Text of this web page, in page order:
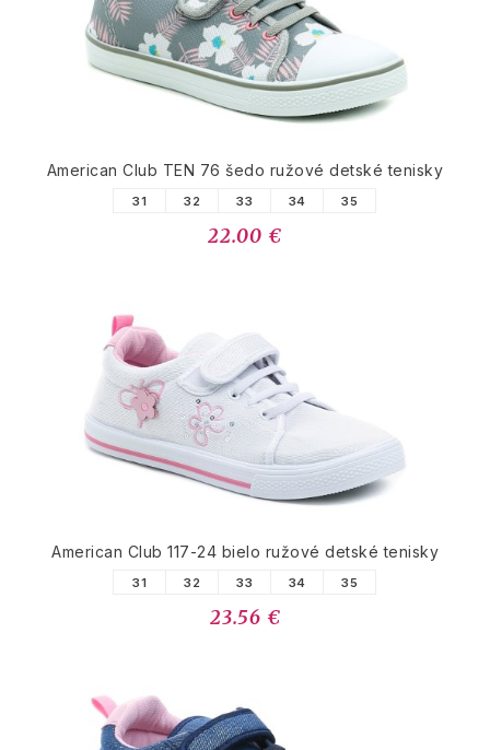
American Club TEN 76 šedo ružové detské tenisky
31 32 33 34 35
22.00 €
American Club 117-24 bielo ružové detské tenisky
31 32 33 34 35
23.56 €